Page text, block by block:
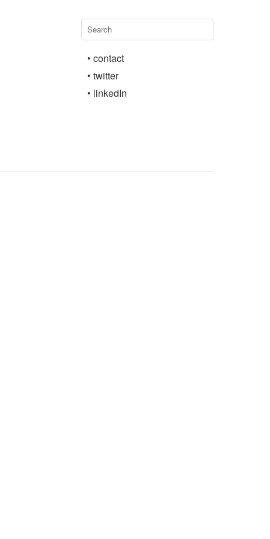
• contact
• twitter
• linkedIn